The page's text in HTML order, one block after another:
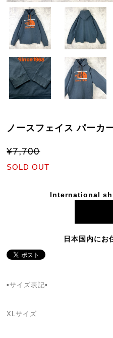
ノースフェイス パーカ
¥7,700
SOLD OUT
International
日本国内にお
▪サイズ表記▪
XLサイズ